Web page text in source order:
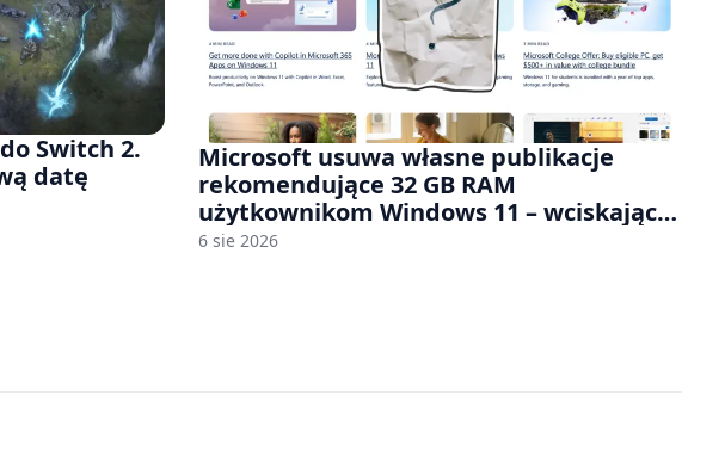
Switch 2.
datę
Microsoft usuwa własne publikacje
rekomendujące 32 GB RAM
użytkownikom Windows 11 – wciskając
nam przy tym komputery z 8 GB RAM po
6 sie 2026